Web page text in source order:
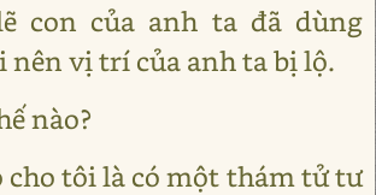
con của anh ta đã dùng
nên vị trí của anh ta bị lộ.
nào?
cho tôi là có một thám tử tư